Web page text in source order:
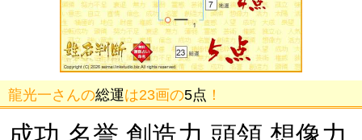
龍光一さんの総運は23画の5点 ！